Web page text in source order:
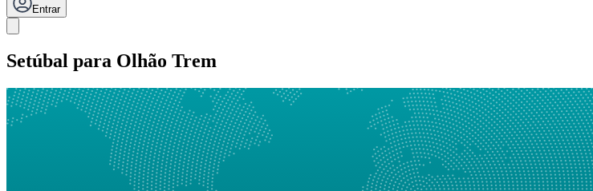
Entrar
Setúbal para Olhão Trem